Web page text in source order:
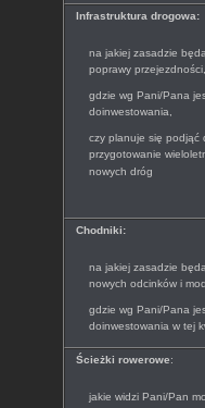
Infrastruktura drogowa:
na jakiej zasadzie
poprawy przejezdności,
gdzie wg Pani/Pana
doinwestowania,
czy planuje się podjąć
przygotowanie
nowych dróg
Chodniki:
na jakiej zasadzie
nowych odcinków i
gdzie wg Pani/Pana
doinwestowania w tej
Ścieżki rowerowe:
jakie widzi Pani/Pan